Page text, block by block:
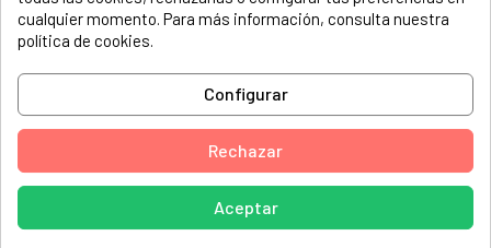
Termostato de varilla para Corbero, Cointra, S70U, S75,
bulbo 6x270mm, 20A, 4 contactos T115
CORBERO, S75
cualquier momento. Para más información, consulta nuestra
política de cookies.
Configurar
Rechazar
Aceptar